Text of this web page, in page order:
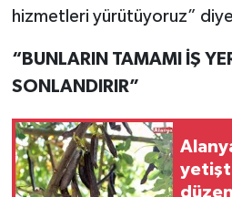
hizmetleri yürütüyoruz”
“BUNLARIN TAMAMI İŞ
SONLANDIRIR”